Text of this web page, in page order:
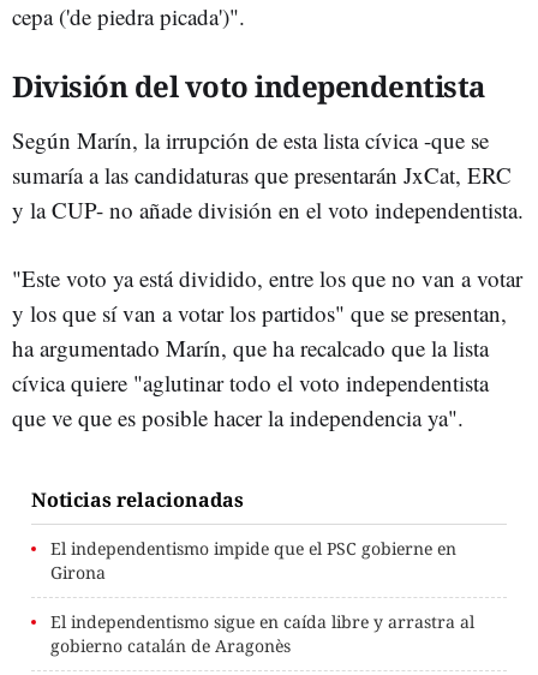
cepa ('de piedra picada')".
División del voto independentista
Según Marín, la irrupción de esta lista cívica -que se
sumaría a las candidaturas que presentarán JxCat, ERC
y la CUP- no añade división en el voto independentista.
"Este voto ya está dividido, entre los que no van a votar
y los que sí van a votar los partidos" que se presentan,
ha argumentado Marín, que ha recalcado que la lista
cívica quiere "aglutinar todo el voto independentista
que ve que es posible hacer la independencia ya".
Noticias relacionadas
El independentismo impide que el PSC gobierne en
Girona
El independentismo sigue en caída libre y arrastra al
gobierno catalán de Aragonès